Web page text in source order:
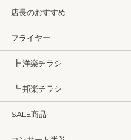
店長のおすすめ
フライヤー
┣ 洋楽チラシ
┗ 邦楽チラシ
SALE商品